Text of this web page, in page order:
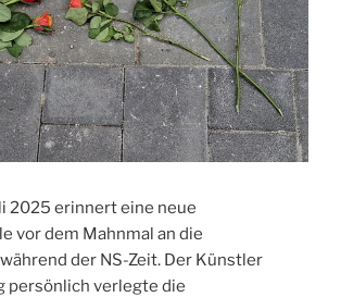
2025 erinnert eine neue
vor dem Mahnmal an die
der NS-Zeit. Der Künstler
persönlich verlegte die